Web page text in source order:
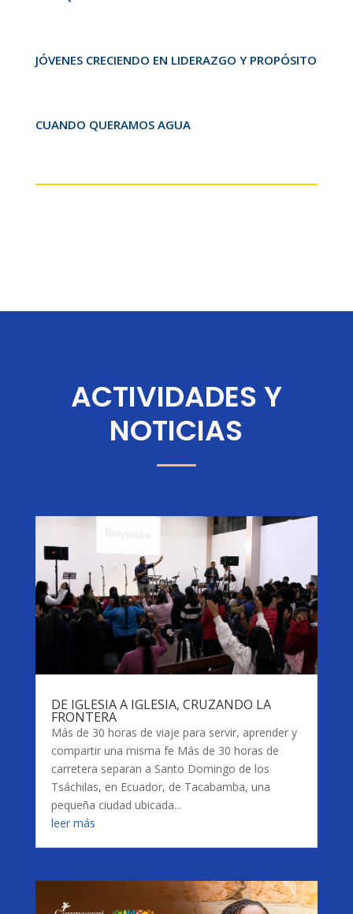
JÓVENES CRECIENDO EN LIDERAZGO Y PROPÓSITO
CUANDO QUERAMOS AGUA
ACTIVIDADES Y
NOTICIAS
DE IGLESIA A IGLESIA, CRUZANDO LA
FRONTERA
Más de 30 horas de viaje para servir, aprender y
compartir una misma fe Más de 30 horas de
carretera separan a Santo Domingo de los
Tsáchilas, en Ecuador, de Tacabamba, una
pequeña ciudad ubicada...
leer más